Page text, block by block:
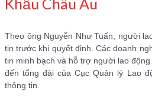
Khẩu Châu Âu
Theo ông Nguyễn Như Tuấn, người
tin trước khi quyết định. Các doanh
tin minh bạch và hỗ trợ người lao
đến tổng đài của Cục Quản lý Lao
thông tin.